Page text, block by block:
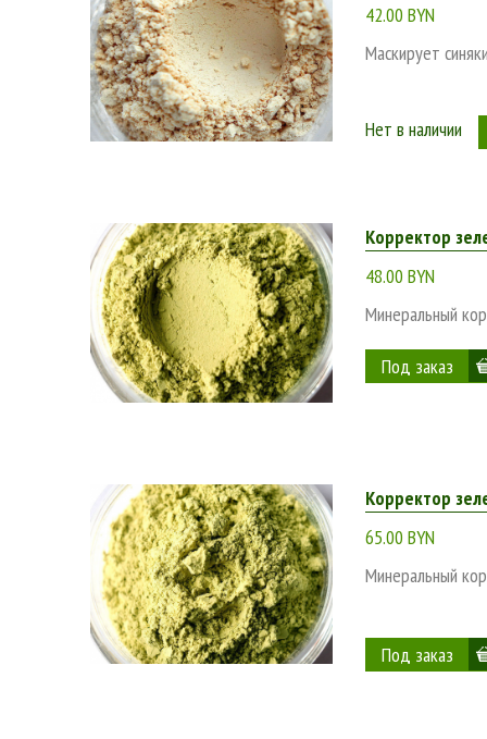
42.00 BYN
Маскирует
Нет в наличии
Корректор
48.00 BYN
Минеральный
Корректор
65.00 BYN
Минеральный